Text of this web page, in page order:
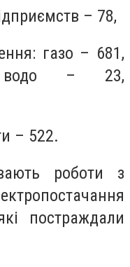
– 78,
газо – 681,
– 23,
– 522.
роботи з
постраждали